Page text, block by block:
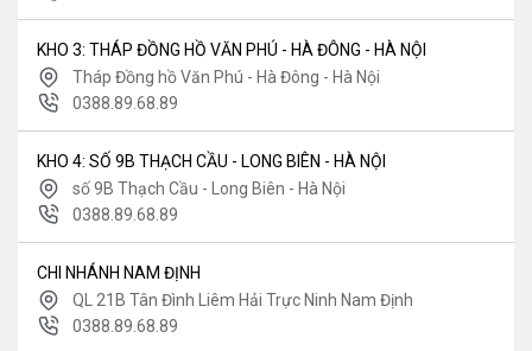
KHO 3: THÁP ĐỒNG HỒ VĂN PHÚ - HÀ ĐÔNG - HÀ NỘI
Tháp Đồng hồ Văn Phú - Hà Đông - Hà Nội
0388.89.68.89
KHO 4: SỐ 9B THẠCH CẦU - LONG BIÊN - HÀ NỘI
số 9B Thạch Cầu - Long Biên - Hà Nội
0388.89.68.89
CHI NHÁNH NAM ĐỊNH
QL 21B Tân Đình Liêm Hải Trực Ninh Nam Định
0388.89.68.89